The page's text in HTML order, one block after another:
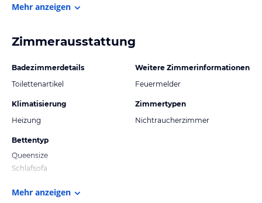
Mehr anzeigen
Zimmerausstattung
Badezimmerdetails
Toilettenartikel
Klimatisierung
Heizung
Bettentyp
Queensize
Schlafsofa
Weitere Zimmerinformationen
Feuermelder
Zimmertypen
Nichtraucherzimmer
Mehr anzeigen